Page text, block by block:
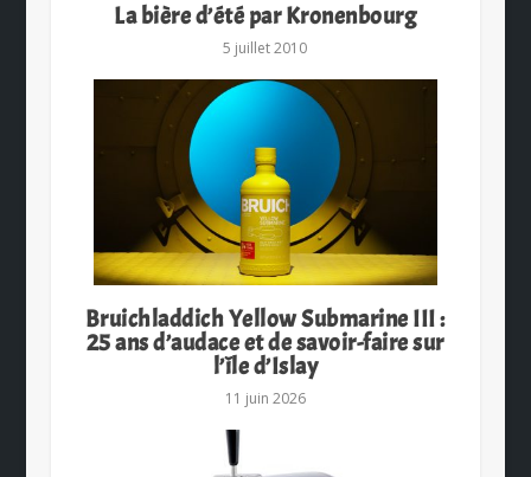
La bière d’été par Kronenbourg
5 juillet 2010
Bruichladdich Yellow Submarine III :
25 ans d’audace et de savoir-faire sur
l’île d’Islay
11 juin 2026